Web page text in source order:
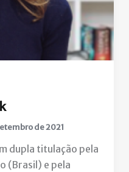
de 2021
dupla titulação pela
(Brasil) e pela